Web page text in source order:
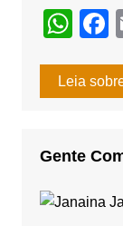
W
at
p
p
c
Leia
Gente